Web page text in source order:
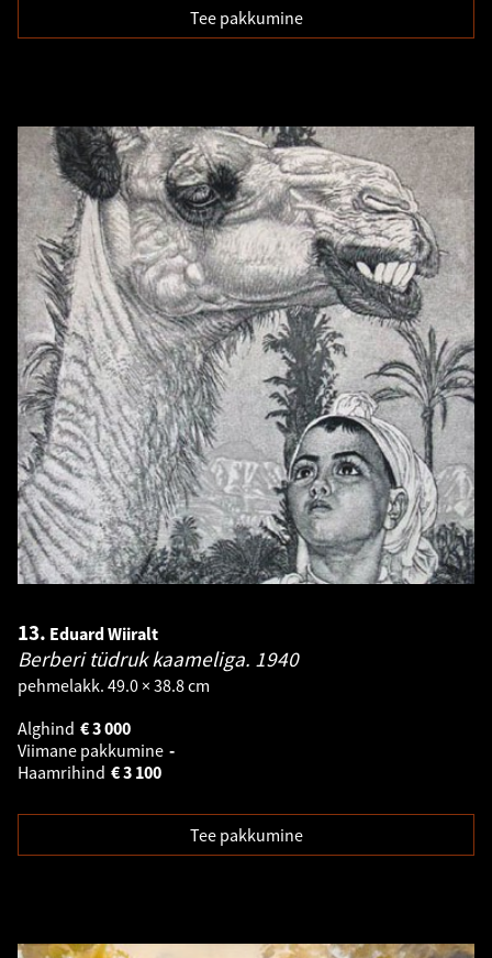
Tee pakkumine
13. Eduard Wiiralt
Berberi tüdruk kaameliga. 1940
pehmelakk. 49.0 × 38.8 cm
Alghind
3 000
€
Viimane pakkumine -
Haamrihind
3 100
€
Tee pakkumine